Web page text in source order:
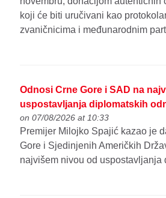
koji će biti uručivani kao
zvaničnicima i međunarodnim
Odnosi Crne Gore i SAD na
uspostavljanja diplomatskih
on 07/08/2026 at 10:33
Premijer Milojko Spajić kazao je
Gore i Sjedinjenih Američkih
najvišem nivou od uspostavljanja